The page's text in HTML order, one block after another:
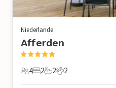
Niederlande
Afferden
4 Gäste
4
2 Schlafzimmer
2
2 Badezimmer
2
2 Haustiere
2